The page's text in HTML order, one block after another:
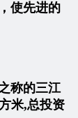
使先进的
称的三江
米,总投资